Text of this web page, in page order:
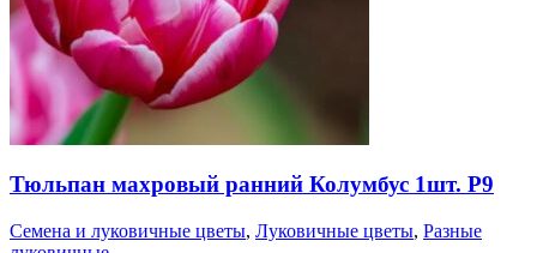
Тюльпан махровый ранний Колумбус 1шт. Р9
Семена и луковичные цветы, Луковичные цветы, Разные